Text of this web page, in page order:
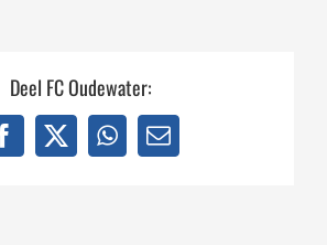
Deel FC Oudewater:
Facebook
X WhatsApp
E-